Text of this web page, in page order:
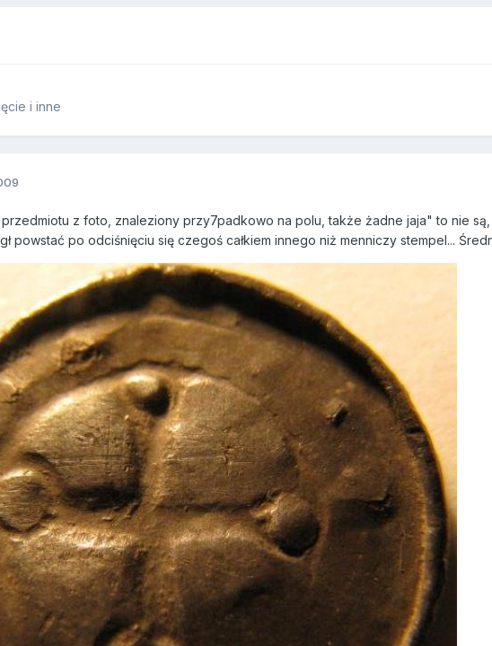
i inne
z foto, znaleziony przy7padkowo na polu, także żadne jaja" to nie
powstać po odciśnięciu się czegoś całkiem innego niż menniczy stempel...